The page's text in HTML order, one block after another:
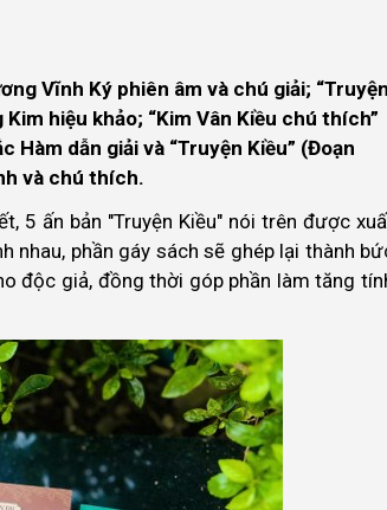
Vĩnh Ký phiên âm và chú giải; “Truyện
hiệu khảo; “Kim Vân Kiều chú thích”
Hàm dẫn giải và “Truyện Kiều” (Đoạn
và chú thích.
5 ấn bản "Truyện Kiều" nói trên được
nhau, phần gáy sách sẽ ghép lại thành
độc giả, đồng thời góp phần làm tăng